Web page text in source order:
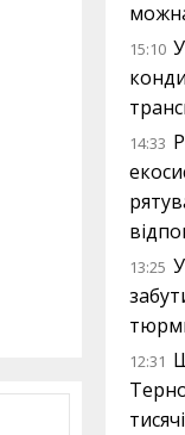
15:10
14:33
13:25
12:31